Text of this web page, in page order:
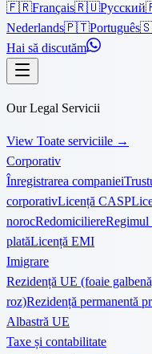
🇫🇷Français🇷🇺Русский
Nederlands🇵🇹Português
Hai să discutăm
Our Legal Servicii
View Toate serviciile →
Corporativ
Înregistrarea companiei
corporativLicență CASP
norocRedomiciliereRegimul
platăLicență EMI
Imigrare
Rezidență UE (foaie
roz)Rezidență permanentă
Albastră UE
Taxe și contabilitate